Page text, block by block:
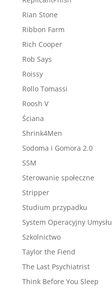
Rian Stone
Ribbon Farm
Rich Cooper
Rob Says
Roissy
Rollo Tomassi
Roosh V
Ściana
Shrink4Men
Sodoma i Gomora 2.0
SSM
Sterowanie społeczne
Stripper
Studium przypadku
System Operacyjny Umysłu
Szkolnictwo
Taylor the Fiend
The Last Psychiatrist
Think Before You Sleep